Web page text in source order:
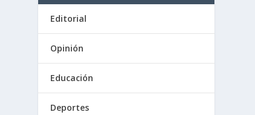
Editorial
Opinión
Educación
Deportes